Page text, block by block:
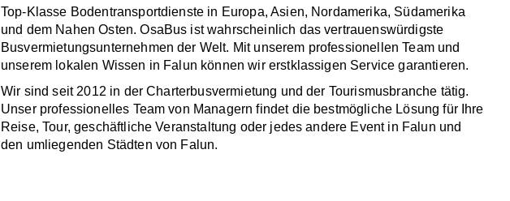
Top-Klasse Bodentransportdienste in Europa, Asien, Nordamerika, Südamerika
und dem Nahen Osten. OsaBus ist wahrscheinlich das vertrauenswürdigste
Busvermietungsunternehmen der Welt. Mit unserem professionellen Team und
unserem lokalen Wissen in Falun können wir erstklassigen Service garantieren.
Wir sind seit 2012 in der Charterbusvermietung und der Tourismusbranche tätig.
Unser professionelles Team von Managern findet die bestmögliche Lösung für Ihre
Reise, Tour, geschäftliche Veranstaltung oder jedes andere Event in Falun und
den umliegenden Städten von Falun.